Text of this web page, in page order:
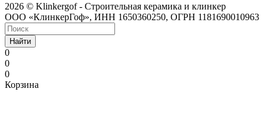
2026 © Klinkergof - Строительная керамика и клинкер
ООО «КлинкерГоф», ИНН 1650360250, ОГРН 1181690010963
Найти
0
0
0
Корзина